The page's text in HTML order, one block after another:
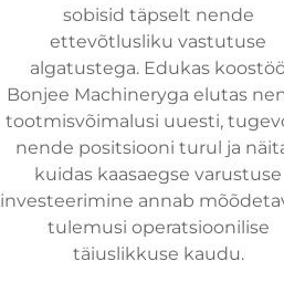
sobisid täpselt nende
ettevõtlusliku vastutuse
algatustega. Edukas
Bonjee Machineryga elutas
tootmisvõimalusi uuesti,
nende positsiooni turul ja
kuidas kaasaegse varustuse
investeerimine annab
tulemusi operatsioonilise
täiuslikkuse kaudu.